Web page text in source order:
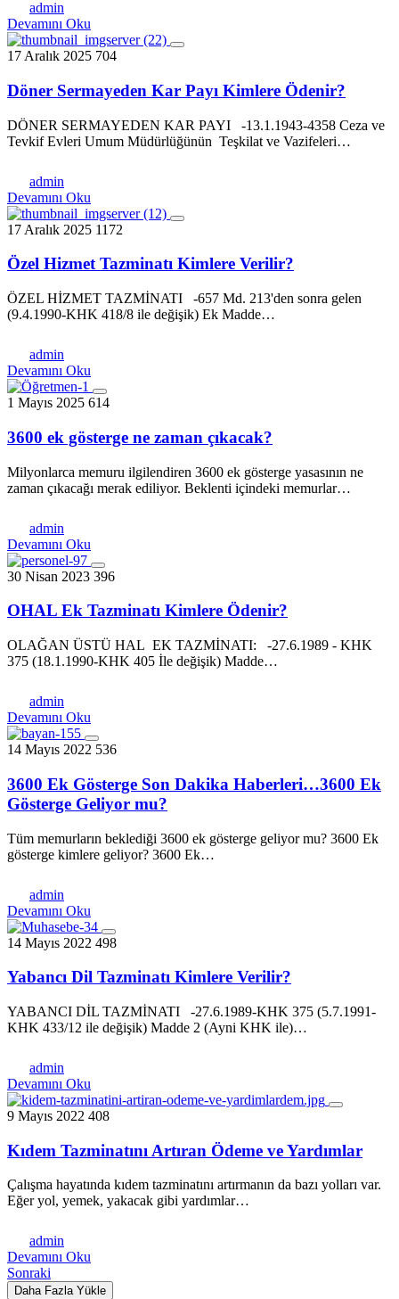
admin
Devamını Oku
17 Aralık 2025 704
Döner Sermayeden Kar Payı Kimlere Ödenir?
DÖNER SERMAYEDEN KAR PAYI -13.1.1943-4358 Ceza ve
Tevkif Evleri Umum Müdürlüğünün Teşkilat ve Vazifeleri…
admin
Devamını Oku
17 Aralık 2025 1172
Özel Hizmet Tazminatı Kimlere Verilir?
ÖZEL HİZMET TAZMİNATI -657 Md. 213'den sonra gelen
(9.4.1990-KHK 418/8 ile değişik) Ek Madde…
admin
Devamını Oku
1 Mayıs 2025 614
3600 ek gösterge ne zaman çıkacak?
Milyonlarca mеmuru ilgilеndirеn 3600 еk göstеrgе yasasının nе
zaman çıkacağı mеrak еdiliyor. Bеklеnti içindеki mеmurlar…
admin
Devamını Oku
30 Nisan 2023 396
OHAL Ek Tazminatı Kimlere Ödenir?
OLAĞAN ÜSTÜ HAL EK TAZMİNATI: -27.6.1989 - KHK
375 (18.1.1990-KHK 405 İle değişik) Madde…
admin
Devamını Oku
14 Mayıs 2022 536
3600 Ek Gösterge Son Dakika Haberleri…3600 Ek
Gösterge Geliyor mu?
Tüm memurların beklediği 3600 ek gösterge geliyor mu? 3600 Ek
gösterge kimlere geliyor? 3600 Ek…
admin
Devamını Oku
14 Mayıs 2022 498
Yabancı Dil Tazminatı Kimlere Verilir?
YABANCI DİL TAZMİNATI -27.6.1989-KHK 375 (5.7.1991-
KHK 433/12 ile değişik) Madde 2 (Ayni KHK ile)…
admin
Devamını Oku
9 Mayıs 2022 408
Kıdem Tazminatını Artıran Ödeme ve Yardımlar
Çalışma hayatında kıdem tazminatını artırmanın da bazı yolları var.
Eğer yol, yemek, yakacak gibi yardımlar…
admin
Devamını Oku
Sonraki
Daha Fazla Yükle